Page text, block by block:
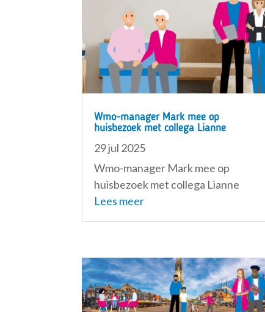
Wmo-manager Mark mee op
huisbezoek met collega Lianne
29 jul 2025
Wmo-manager Mark mee op
huisbezoek met collega Lianne
Lees meer